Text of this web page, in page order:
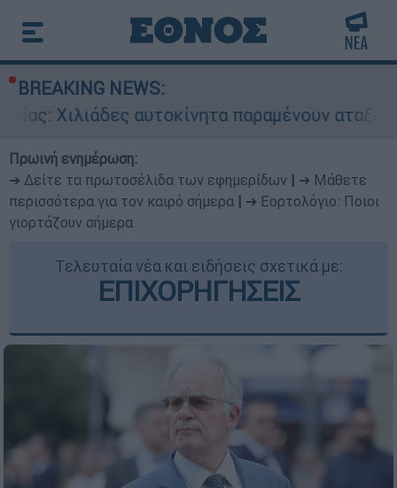
BREAKING NEWS:
αυτοκίνητα παραμένουν αταξινόμητα -
Πρωινή ενημέρωση:
➔ Δείτε τα πρωτοσέλιδα των εφημερίδων
➔ Μάθετε
περισσότερα για τον καιρό σήμερα
➔ Εορτολόγιο: Ποιοι
γιορτάζουν σήμερα
Τελευταία νέα και ειδήσεις σχετικά με:
ΕΠΙΧΟΡΗΓΗΣΕΙΣ